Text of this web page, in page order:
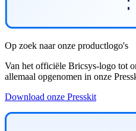
Op zoek naar onze productlogo's
Van het officiële Bricsys-logo tot
allemaal opgenomen in onze
Download onze Presskit